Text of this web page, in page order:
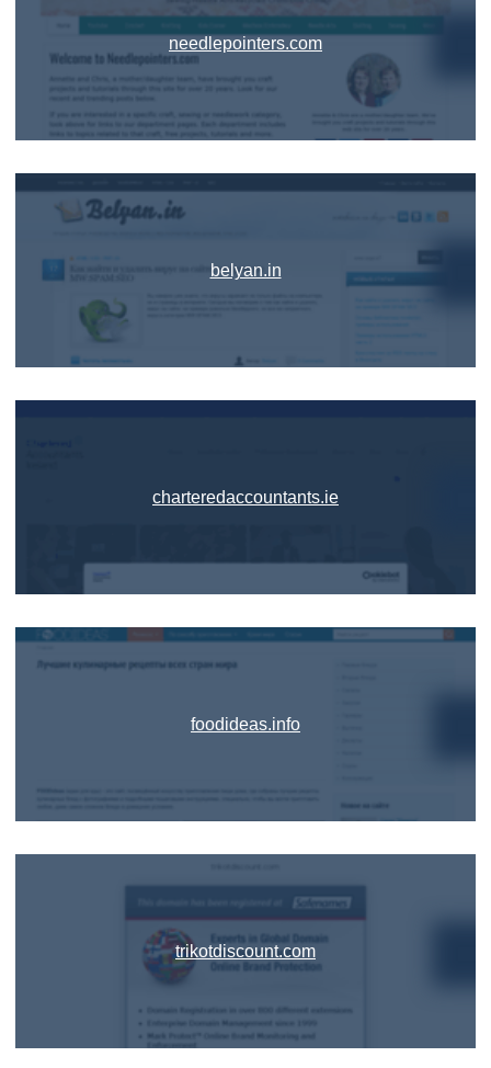
needlepointers.com
belyan.in
charteredaccountants.ie
foodideas.info
trikotdiscount.com